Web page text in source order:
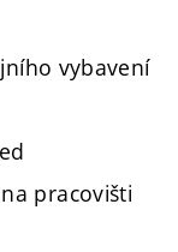
vybavení
pracovišti